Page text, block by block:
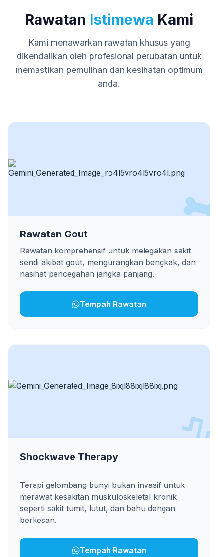
Rawatan Istimewa Kami
Kami menawarkan rawatan khusus yang
dikendalikan oleh profesional perubatan untuk
memastikan pemulihan dan kesihatan optimum
anda.
Rawatan Gout
Rawatan komprehensif untuk melegakan sakit
sendi akibat gout, mengurangkan bengkak, dan
nasihat pencegahan jangka panjang.
Tempah Rawatan
Shockwave Therapy
Terapi gelombang bunyi bukan invasif untuk
merawat kesakitan muskuloskeletal kronik
seperti sakit tumit, lutut, dan bahu dengan
berkesan.
Tempah Rawatan